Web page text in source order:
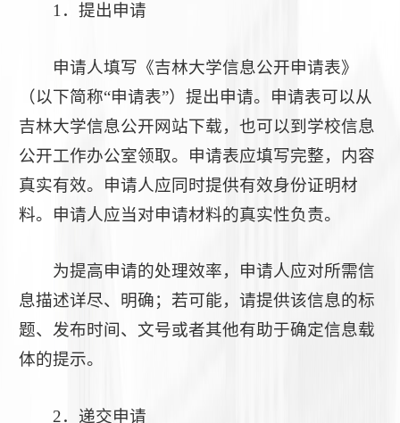
1．提出申请
申请人填写《吉林大学信息公开申请表》
（以下简称“申请表”）提出申请。申请表可以从
吉林大学信息公开网站下载，也可以到学校信息
公开工作办公室领取。申请表应填写完整，内容
真实有效。申请人应同时提供有效身份证明材
料。申请人应当对申请材料的真实性负责。
为提高申请的处理效率，申请人应对所需信
息描述详尽、明确；若可能，请提供该信息的标
题、发布时间、文号或者其他有助于确定信息载
体的提示。
2．递交申请